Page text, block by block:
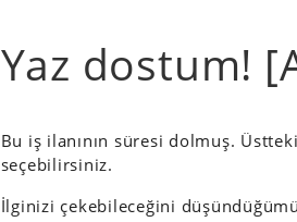
Yaz dostum!
Bu iş ilanının süresi dolmuş.
seçebilirsiniz.
İlginizi çekebileceğini